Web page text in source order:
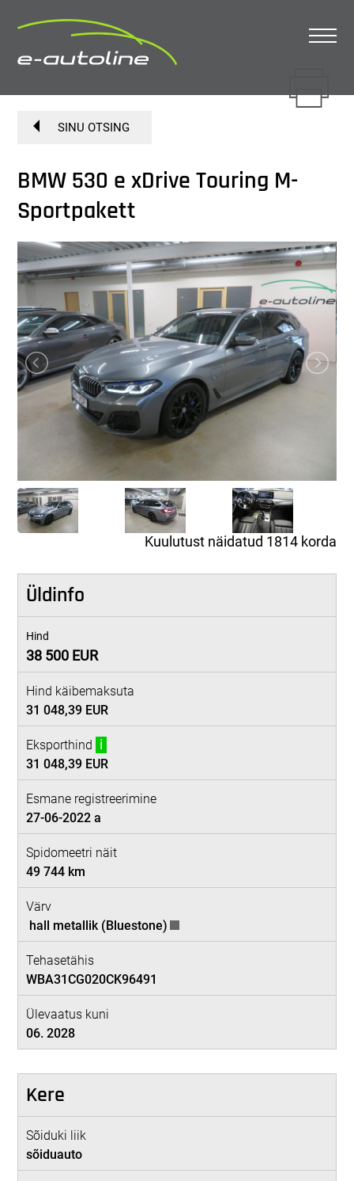
SINU OTSING
BMW 530 e xDrive Touring M-
Sportpakett
Kuulutust näidatud 1814 korda
Üldinfo
Hind
38 500 EUR
Hind käibemaksuta
31 048,39 EUR
Eksporthind i
31 048,39 EUR
Esmane registreerimine
27-06-2022 a
Spidomeetri näit
49 744 km
Värv
hall metallik (Bluestone)
Tehasetähis
WBA31CG020CK96491
Ülevaatus kuni
06. 2028
Kere
Sõiduki liik
sõiduauto